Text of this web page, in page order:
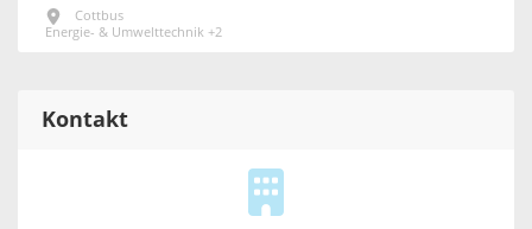
Cottbus
Energie- & Umwelttechnik +2
Kontakt